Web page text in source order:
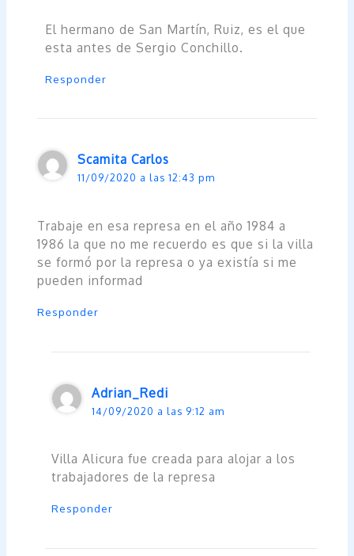
El hermano de San Martín, Ruiz, es el que
esta antes de Sergio Conchillo.
Responder
Scamita Carlos
11/09/2020 a las 12:43 pm
Trabaje en esa represa en el año 1984 a
1986 la que no me recuerdo es que si la villa
se formó por la represa o ya existía si me
pueden informad
Responder
Adrian_Redi
14/09/2020 a las 9:12 am
Villa Alicura fue creada para alojar a los
trabajadores de la represa
Responder